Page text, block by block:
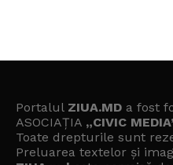
Portalul ZIUA.MD a fost
ASOCIAȚIA „CIVIC
Toate drepturile sunt
Preluarea textelor și